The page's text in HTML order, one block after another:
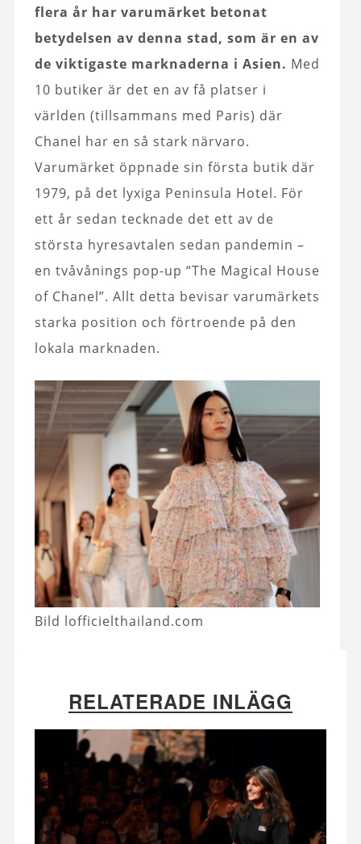
flera år har varumärket betonat
betydelsen av denna stad, som är en av
de viktigaste marknaderna i Asien. Med
10 butiker är det en av få platser i
världen (tillsammans med Paris) där
Chanel har en så stark närvaro.
Varumärket öppnade sin första butik där
1979, på det lyxiga Peninsula Hotel. För
ett år sedan tecknade det ett av de
största hyresavtalen sedan pandemin –
en tvåvånings pop-up “The Magical House
of Chanel”. Allt detta bevisar varumärkets
starka position och förtroende på den
lokala marknaden.
Bild lofficielthailand.com
RELATERADE INLÄGG